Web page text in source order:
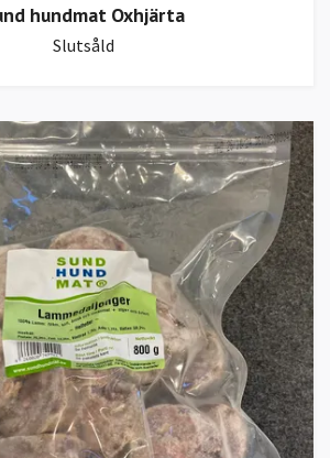
hundmat Oxhjärta
Slutsåld